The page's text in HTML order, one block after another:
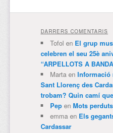
DARRERS COMENTARIS
Tofol en El grup
celebren el seu 25è
“ARPELLOTS A
Martaen Informació
Sant Llorenç des
trobam? Quin camí
Pepen Mots
emmaen Els
Cardassar